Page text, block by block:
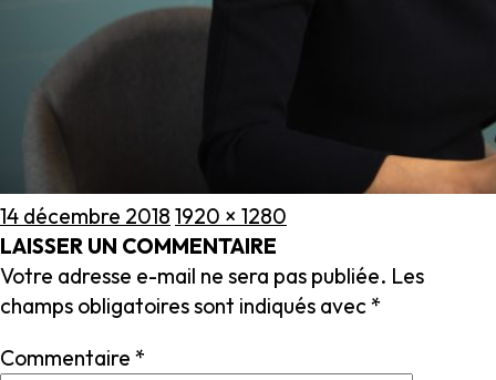
Publié
le
14 décembre 2018 Taille
réelle
1920 × 1280
LAISSER UN COMMENTAIRE
Votre adresse e-mail ne sera pas publiée. Les
champs obligatoires sont indiqués avec*
Commentaire *